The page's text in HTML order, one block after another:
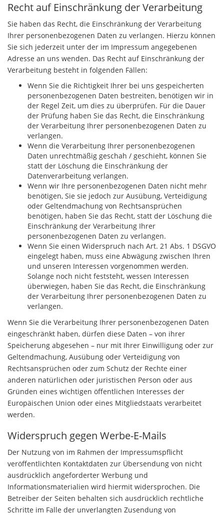
Recht auf Einschränkung der Verarbeitung
Sie haben das Recht, die Einschränkung der Verarbeitung
Ihrer personenbezogenen Daten zu verlangen. Hierzu können
Sie sich jederzeit unter der im Impressum angegebenen
Adresse an uns wenden. Das Recht auf Einschränkung der
Verarbeitung besteht in folgenden Fällen:
Wenn Sie die Richtigkeit Ihrer bei uns gespeicherten
personenbezogenen Daten bestreiten, benötigen wir in
der Regel Zeit, um dies zu überprüfen. Für die Dauer
der Prüfung haben Sie das Recht, die Einschränkung
der Verarbeitung Ihrer personenbezogenen Daten zu
verlangen.
Wenn die Verarbeitung Ihrer personenbezogenen
Daten unrechtmäßig geschah / geschieht, können Sie
statt der Löschung die Einschränkung der
Datenverarbeitung verlangen.
Wenn wir Ihre personenbezogenen Daten nicht mehr
benötigen, Sie sie jedoch zur Ausübung, Verteidigung
oder Geltendmachung von Rechtsansprüchen
benötigen, haben Sie das Recht, statt der Löschung die
Einschränkung der Verarbeitung Ihrer
personenbezogenen Daten zu verlangen.
Wenn Sie einen Widerspruch nach Art. 21 Abs. 1 DSGVO
eingelegt haben, muss eine Abwägung zwischen Ihren
und unseren Interessen vorgenommen werden.
Solange noch nicht feststeht, wessen Interessen
überwiegen, haben Sie das Recht, die Einschränkung
der Verarbeitung Ihrer personenbezogenen Daten zu
verlangen.
Wenn Sie die Verarbeitung Ihrer personenbezogenen Daten
eingeschränkt haben, dürfen diese Daten – von ihrer
Speicherung abgesehen – nur mit Ihrer Einwilligung oder zur
Geltendmachung, Ausübung oder Verteidigung von
Rechtsansprüchen oder zum Schutz der Rechte einer
anderen natürlichen oder juristischen Person oder aus
Gründen eines wichtigen öffentlichen Interesses der
Europäischen Union oder eines Mitgliedstaats verarbeitet
werden.
Widerspruch gegen Werbe-E-Mails
Der Nutzung von im Rahmen der Impressumspflicht
veröffentlichten Kontaktdaten zur Übersendung von nicht
ausdrücklich angeforderter Werbung und
Informationsmaterialien wird hiermit widersprochen. Die
Betreiber der Seiten behalten sich ausdrücklich rechtliche
Schritte im Falle der unverlangten Zusendung von